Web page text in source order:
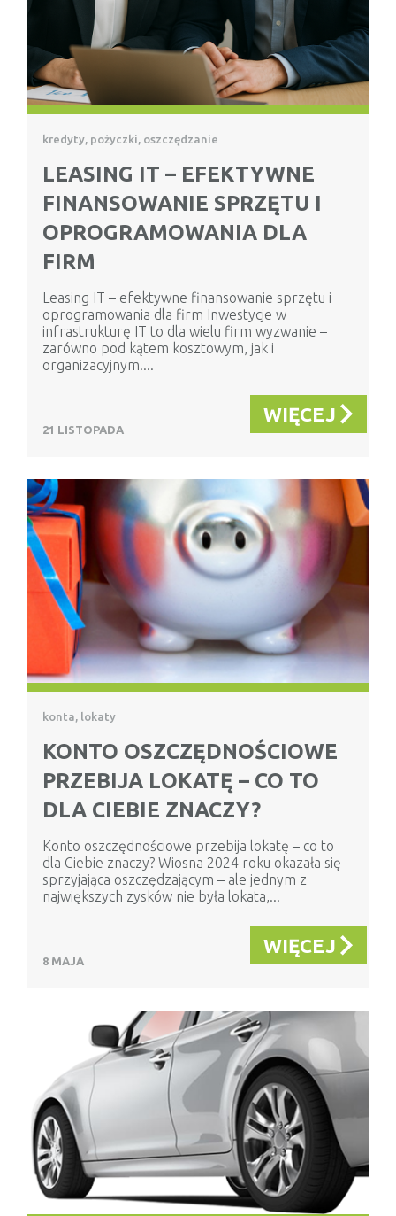
kredyty, pożyczki, oszczędzanie
LEASING IT – EFEKTYWNE
FINANSOWANIE SPRZĘTU I
OPROGRAMOWANIA DLA
FIRM
Leasing IT – efektywne finansowanie sprzętu i
oprogramowania dla firm Inwestycje w
infrastrukturę IT to dla wielu firm wyzwanie –
zarówno pod kątem kosztowym, jak i
organizacyjnym....
21 LISTOPADA
WIĘCEJ
konta, lokaty
KONTO OSZCZĘDNOŚCIOWE
PRZEBIJA LOKATĘ – CO TO
DLA CIEBIE ZNACZY?
Konto oszczędnościowe przebija lokatę – co to
dla Ciebie znaczy? Wiosna 2024 roku okazała się
sprzyjająca oszczędzającym – ale jednym z
największych zysków nie była lokata,...
8 MAJA
WIĘCEJ